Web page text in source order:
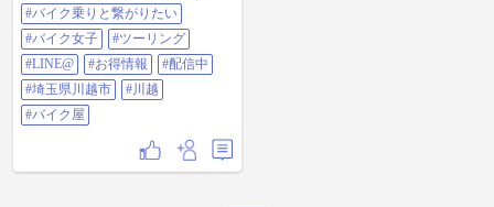
#バイク乗りと繋がりたい
#バイク女子
#ツーリング
#LINE@
#お得情報
#配信中
#埼玉県川越市
#川越
#バイク屋